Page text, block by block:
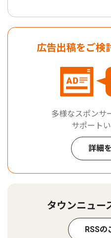
広告出稿をご検
多様なスポンサ
サポートい
詳細
タウンニュー
RSSの